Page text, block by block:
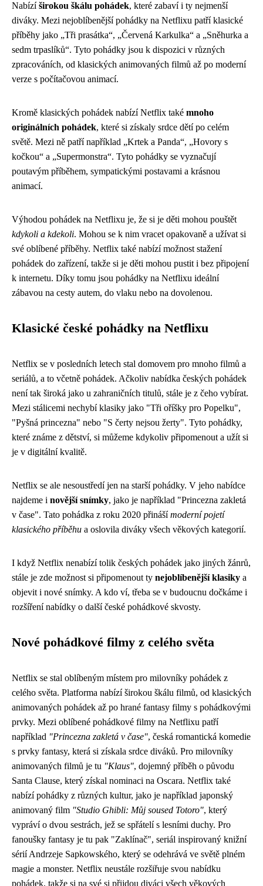
Nabízíširokou škálu pohádek, které zabaví i ty nejmenší
diváky. Mezi nejoblíbenější pohádky na Netflixu patří klasické
příběhy jako „Tři prasátka“, „Červená Karkulka“ a „Sněhurka a
sedm trpaslíků“. Tyto pohádky jsou k dispozici v různých
zpracováních, od klasických animovaných filmů až po moderní
verze s počítačovou animací.
Kromě klasických pohádek nabízí Netflix také mnoho
originálních pohádek, které si získaly srdce dětí po celém
světě. Mezi ně patří například „Krtek a Panda“, „Hovory s
kočkou“ a „Supermonstra“. Tyto pohádky se vyznačují
poutavým příběhem, sympatickými postavami a krásnou
animací.
Výhodou pohádek na Netflixu je, že si je děti mohou pouštět
kdykoli a kdekoli. Mohou se k nim vracet opakovaně a užívat si
své oblíbené příběhy. Netflix také nabízí možnost stažení
pohádek do zařízení, takže si je děti mohou pustit i bez připojení
k internetu. Díky tomu jsou pohádky na Netflixu ideální
zábavou na cesty autem, do vlaku nebo na dovolenou.
Klasické české pohádky na Netflixu
Netflix se v posledních letech stal domovem pro mnoho filmů a
seriálů, a to včetně pohádek. Ačkoliv nabídka českých pohádek
není tak široká jako u zahraničních titulů, stále je z čeho vybírat.
Mezi stálicemi nechybí klasiky jako "Tři oříšky pro Popelku",
"Pyšná princezna" nebo "S čerty nejsou žerty". Tyto pohádky,
které známe z dětství, si můžeme kdykoliv připomenout a užít si
je v digitální kvalitě.
Netflix se ale nesoustředí jen na starší pohádky. V jeho nabídce
najdeme i novější snímky, jako je například "Princezna zakletá
v čase". Tato pohádka z roku 2020 přinášímoderní pojetí
klasického příběhu a oslovila diváky všech věkových kategorií.
I když Netflix nenabízí tolik českých pohádek jako jiných žánrů,
stále je zde možnost si připomenout ty nejoblíbenější klasiky a
objevit i nové snímky. A kdo ví, třeba se v budoucnu dočkáme i
rozšíření nabídky o další české pohádkové skvosty.
Nové pohádkové filmy z celého světa
Netflix se stal oblíbeným místem pro milovníky pohádek z
celého světa. Platforma nabízí širokou škálu filmů, od klasických
animovaných pohádek až po hrané fantasy filmy s pohádkovými
prvky. Mezi oblíbené pohádkové filmy na Netflixu patří
například "Princezna zakletá v čase", česká romantická komedie
s prvky fantasy, která si získala srdce diváků. Pro milovníky
animovaných filmů je tu "Klaus", dojemný příběh o původu
Santa Clause, který získal nominaci na Oscara. Netflix také
nabízí pohádky z různých kultur, jako je například japonský
animovaný film "Studio Ghibli: Můj soused Totoro", který
vypráví o dvou sestrách, jež se spřátelí s lesními duchy. Pro
fanoušky fantasy je tu pak "Zaklínač", seriál inspirovaný knižní
sérií Andrzeje Sapkowského, který se odehrává ve světě plném
magie a monster. Netflix neustále rozšiřuje svou nabídku
pohádek, takže si na své si přijdou diváci všech věkových